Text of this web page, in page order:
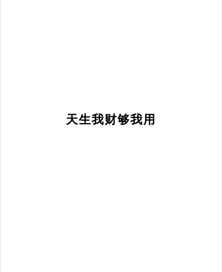
天生我财够我用